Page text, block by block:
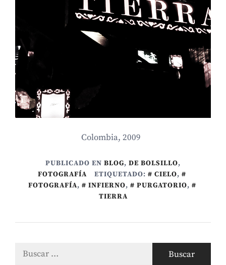
Colombia, 2009
PUBLICADO EN BLOG, DE BOLSILLO,
FOTOGRAFÍA
ETIQUETADO: CIELO,
FOTOGRAFÍA, INFIERNO, PURGATORIO,
TIERRA
Buscar: